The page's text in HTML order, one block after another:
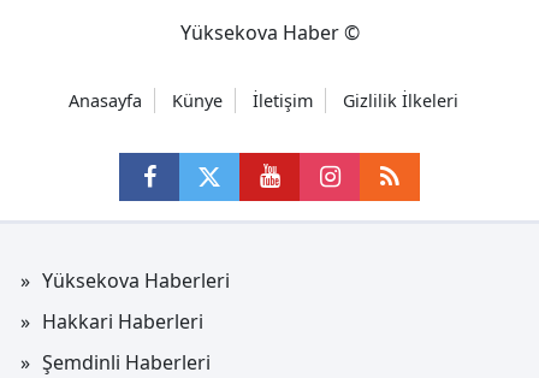
Yüksekova Haber ©
Anasayfa Künye İletişim Gizlilik İlkeleri
Yüksekova Haberleri
Hakkari Haberleri
Şemdinli Haberleri